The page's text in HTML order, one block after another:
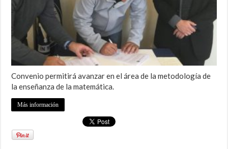
Convenio permitirá avanzar en el área de la metodología de
la enseñanza de la matemática.
Más información